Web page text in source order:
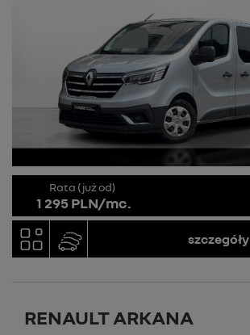
Rata (już od)
1 295 PLN/mc.
szczegóły
RENAULT ARKANA